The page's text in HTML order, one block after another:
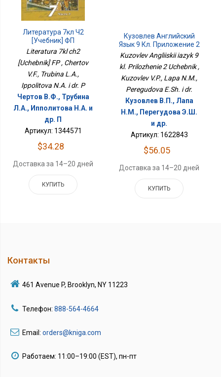
Литература 7кл Ч2
[Учебник] ФП
Literatura 7kl ch2
[Uchebnik] FP , Chertov
V.F., Trubina L.A.,
Ippolitova N.A. i dr. P
Чертов В.Ф., Трубина
Л.А., Ипполитова Н.А. и
др. П
Артикул: 1344571
$34.28
Доставка за 14–20 дней
КУПИТЬ
Кузовлев Английский
Язык 9 Кл. Приложение 2
Учебник
Kuzovlev Angliiskii iazyk 9
kl. Prilozhenie 2 Uchebnik ,
Kuzovlev V.P., Lapa N.M.,
Peregudova E.Sh. i dr.
Кузовлев В.П., Лапа
Н.М., Перегудова Э.Ш.
и др.
Артикул: 1622843
$56.05
Доставка за 14–20 дней
КУПИТЬ
Контакты
461 Avenue P, Brooklyn, NY 11223
Телефон: 888-564-4664
Email: orders@kniga.com
Работаем: 11:00–19:00 (EST), пн-пт